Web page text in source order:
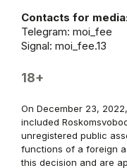
Contacts for
Telegram: moi_fee
Signal: moi_fee.13
18+
On December 23,
included
unregistered public
functions of a foreign
this decision and are